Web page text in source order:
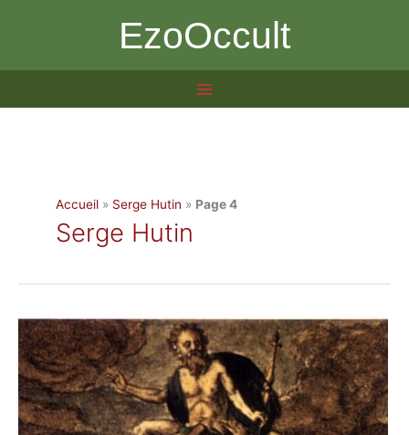
EzoOccult
Accueil » Serge Hutin » Page 4
Serge Hutin